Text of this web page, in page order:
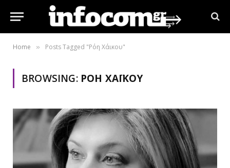
Home » Posts Tagged "Ρόη Χάικου"
BROWSING: ΡΌΗ ΧΆΙΚΟΥ